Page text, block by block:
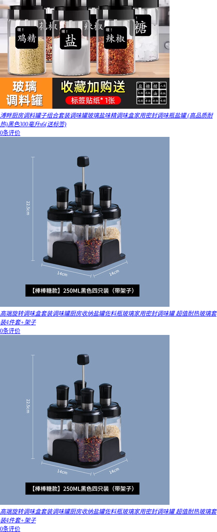
溥畔厨房调料罐子组合套装调味罐玻璃盐味精调味盒家用密封调味瓶盐罐 (高品质耐
热)黑色300毫升x6(送标签)
0条评价
高端旋转调味盒套装调味罐厨房收纳盐罐佐料瓶玻璃家用密封调味罐 超值耐热玻璃套
装4件套+架子
0条评价
高端旋转调味盒套装调味罐厨房收纳盐罐佐料瓶玻璃家用密封调味罐 超值耐热玻璃套
装4件套+架子
0条评价